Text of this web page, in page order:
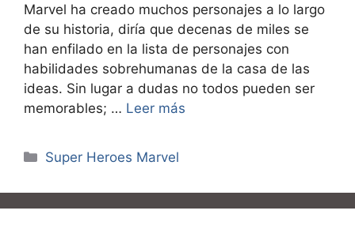
Marvel ha creado muchos personajes a lo largo
de su historia, diría que decenas de miles se
han enfilado en la lista de personajes con
habilidades sobrehumanas de la casa de las
ideas. Sin lugar a dudas no todos pueden ser
memorables; … Leer más
Categorías
Super Heroes Marvel